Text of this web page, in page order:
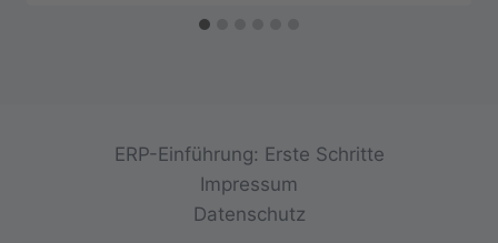
ERP-Einführung: Erste Schritte
Impressum
Datenschutz